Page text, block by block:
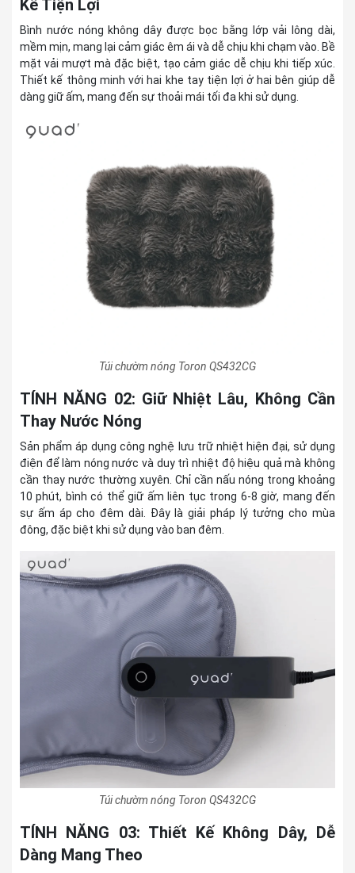
trữ nhiệt mỗi
lần sử dụng
Thời gian làm
ấm (xấp xỉ)
Khoảng 4 đến 8 giờ
Chiều dài dây Khoảng 90 cm
Kế Tiện Lợi
Bình nước nóng không dây được bọc bằng lớp vải lông dài,
mềm mịn, mang lại cảm giác êm ái và dễ chịu khi chạm vào. Bề
mặt vải mượt mà đặc biệt, tạo cảm giác dễ chịu khi tiếp xúc.
Thiết kế thông minh với hai khe tay tiện lợi ở hai bên giúp dễ
dàng giữ ấm, mang đến sự thoải mái tối đa khi sử dụng.
Túi chườm nóng Toron QS432CG
TÍNH NĂNG 02: Giữ Nhiệt Lâu, Không Cần
Thay Nước Nóng
Sản phẩm áp dụng công nghệ lưu trữ nhiệt hiện đại, sử dụng
điện để làm nóng nước và duy trì nhiệt độ hiệu quả mà không
cần thay nước thường xuyên. Chỉ cần nấu nóng trong khoảng
10 phút, bình có thể giữ ấm liên tục trong 6-8 giờ, mang đến
sự ấm áp cho đêm dài. Đây là giải pháp lý tưởng cho mùa
đông, đặc biệt khi sử dụng vào ban đêm.
Túi chườm nóng Toron QS432CG
TÍNH NĂNG 03: Thiết Kế Không Dây, Dễ
Dàng Mang Theo